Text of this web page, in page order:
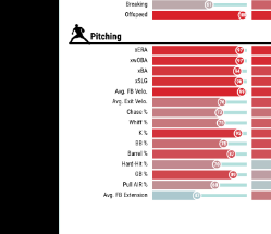
What's wrong with Pa